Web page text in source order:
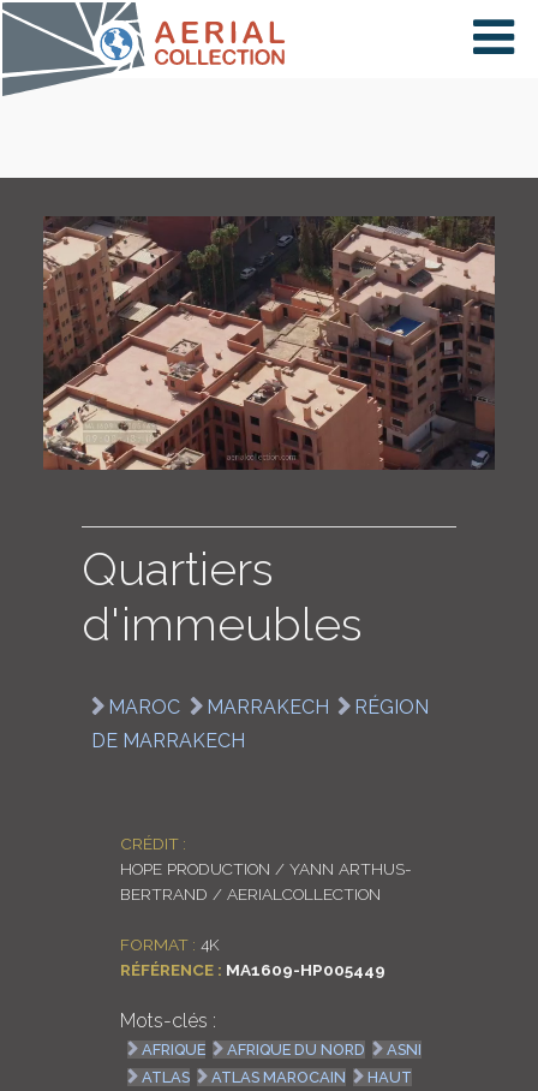
×
PAYS
CARTE
COLLECTIONS
ENGLISH
Quartiers
d'immeubles
MAROC MARRAKECH
RÉGION
DE MARRAKECH
CRÉDIT :
HOPE PRODUCTION / YANN ARTHUS-
BERTRAND / AERIALCOLLECTION
FORMAT : 4K
RÉFÉRENCE : MA1609-HP005449
Mots-clés :
AFRIQUE AFRIQUE DU NORD
ASNI
ATLAS
ATLAS MAROCAIN
HAUT